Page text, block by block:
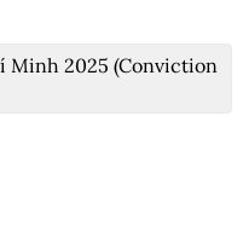
Minh 2025 (Conviction